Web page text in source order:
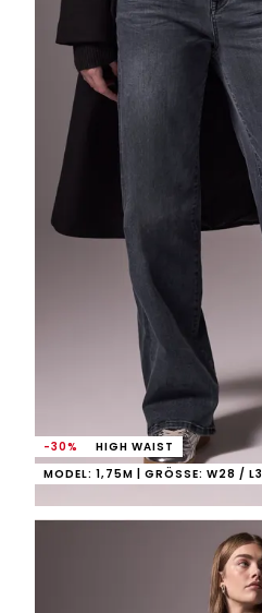
-30%
HIGH WAIST
MODEL: 1,75M | GRÖSSE: W28 / L30